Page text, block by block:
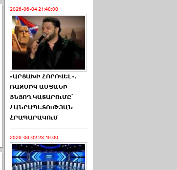
2026-06-04 21:48:00
«ԱՐՑԱԽԻ ՀՈՐՈՎԵԼ».
ՌԱԶՄԻԿ ԱՄՅԱՆԻ
ՑՆՑՈՂ ԿԱՏԱՐՈւՄԸ՝
ՀԱՆՐԱՊԵՏՈւԹՅԱՆ
ՀՐԱՊԱՐԱԿՈւՄ
2026-06-02 23:19:00